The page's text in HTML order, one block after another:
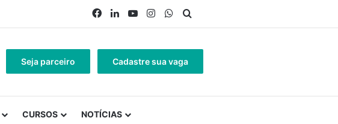
Facebook
LinkedinYouTubeInstagramWhatsApp
Seja parceiro Cadastre sua vaga
CURSOS NOTÍCIAS